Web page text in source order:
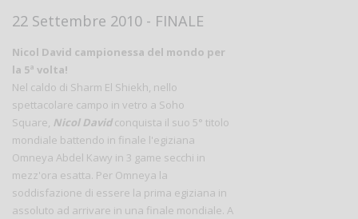
22 Settembre 2010 - FINALE
Nicol David campionessa del mondo per
la 5ª volta!
Nel caldo di Sharm El Shiekh, nello
spettacolare campo in vetro a Soho
Square, Nicol Davidconquista il suo 5° titolo
mondiale battendo in finale l'egiziana
Omneya Abdel Kawy in 3 game secchi in
mezz'ora esatta. Per Omneya la
soddisfazione di essere la prima egiziana in
assoluto ad arrivare in una finale mondiale. A